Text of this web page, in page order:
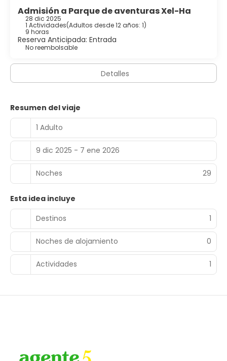
Admisión a Parque de aventuras Xel-Ha
28 dic 2025
1 Actividades(Adultos desde 12 años: 1)
9 horas
Reserva Anticipada: Entrada
No reembolsable
Detalles
Resumen del viaje
1 Adulto
9 dic 2025 - 7 ene 2026
Noches 29
Esta idea incluye
Destinos
1
Noches de alojamiento 0
Actividades 1